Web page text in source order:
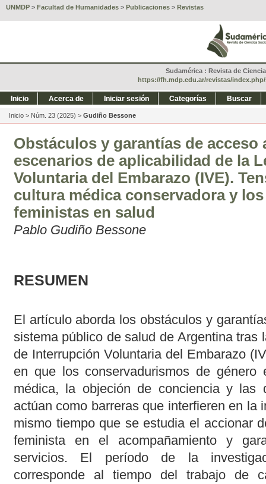
UNMDP > Facultad de Humanidades > Publicaciones > Revistas
Sudamérica : Revista de
https://fh.mdp.edu.ar/revistas/
Inicio Acerca de Iniciar sesión Categorías Buscar
Inicio > Núm. 23 (2025) > Gudiño Bessone
Obstáculos y garantías de acceso
escenarios de aplicabilidad de la
Voluntaria del Embarazo (IVE).
cultura médica conservadora y
feministas en salud
Pablo Gudiño Bessone
RESUMEN
El artículo aborda los obstáculos y
sistema público de salud de Argentina tras
de Interrupción Voluntaria del Embarazo
en que los conservadurismos de
médica, la objeción de conciencia y las
actúan como barreras que interfieren en la
mismo tiempo que se estudia el accionar
feminista en el acompañamiento y
servicios. El período de la
corresponde al tiempo del trabajo de